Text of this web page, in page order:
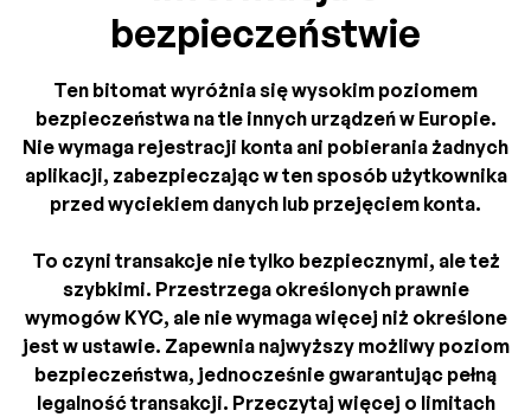
bezpieczeństwie
Ten bitomat wyróżnia się wysokim poziomem
bezpieczeństwa na tle innych urządzeń w Europie.
Nie wymaga rejestracji konta ani pobierania żadnych
aplikacji, zabezpieczając w ten sposób użytkownika
przed wyciekiem danych lub przejęciem konta.
To czyni transakcje nie tylko bezpiecznymi, ale też
szybkimi. Przestrzega określonych prawnie
wymogów KYC, ale nie wymaga więcej niż określone
jest w ustawie. Zapewnia najwyższy możliwy poziom
bezpieczeństwa, jednocześnie gwarantując pełną
legalność transakcji. Przeczytaj więcej o limitach